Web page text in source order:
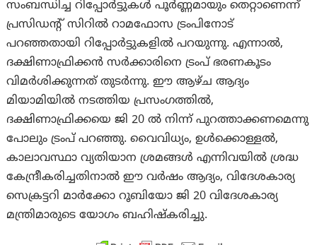
സംബന്ധിച്ച റിപ്പോർട്ടുകൾ പൂർണ്ണമായും തെറ്റാണെന്ന്
പ്രസിഡന്റ് സിറിൽ റാമഫോസ ട്രംപിനോട്
പറഞ്ഞതായി റിപ്പോര്‍ട്ടുകളില്‍ പറയുന്നു. എന്നാല്‍,
ദക്ഷിണാഫ്രിക്കൻ സർക്കാരിനെ ട്രം‌പ് ഭരണകൂടം
വിമർശിക്കുന്നത് തുടർന്നു. ഈ ആഴ്ച ആദ്യം
മിയാമിയിൽ നടത്തിയ പ്രസംഗത്തിൽ,
ദക്ഷിണാഫ്രിക്കയെ ജി 20 ൽ നിന്ന് പുറത്താക്കണമെന്നു
പോലും ട്രംപ് പറഞ്ഞു. വൈവിധ്യം, ഉൾക്കൊള്ളൽ,
കാലാവസ്ഥാ വ്യതിയാന ശ്രമങ്ങൾ എന്നിവയിൽ ശ്രദ്ധ
കേന്ദ്രീകരിച്ചതിനാൽ ഈ വർഷം ആദ്യം, വിദേശകാര്യ
സെക്രട്ടറി മാർക്കോ റൂബിയോ ജി 20 വിദേശകാര്യ
മന്ത്രിമാരുടെ യോഗം ബഹിഷ്കരിച്ചു.